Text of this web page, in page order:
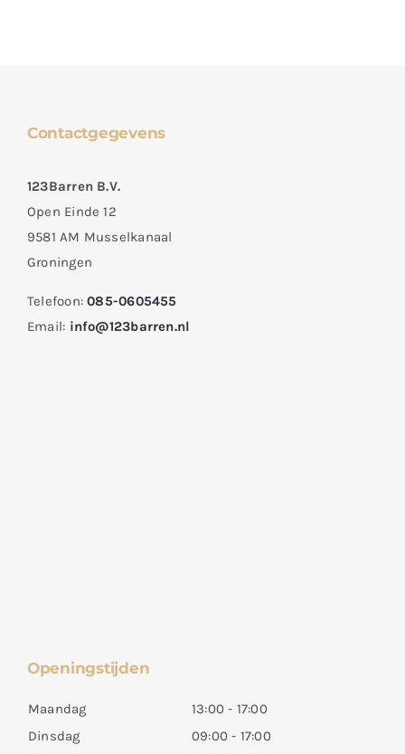
Contactgegevens
123Barren B.V.
Open Einde 12
9581 AM Musselkanaal
Groningen
Telefoon:085-0605455
Email: info@123barren.nl
Openingstijden
Maandag
13:00 - 17:00
Dinsdag
09:00 - 17:00